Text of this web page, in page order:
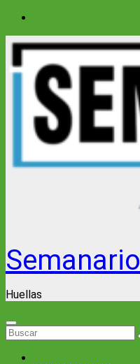
Saltar
contenido
Semanario
Huellas